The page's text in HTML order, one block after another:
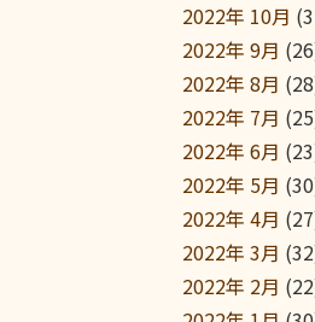
2022年 10月
2022年 9月
2022年 8月
2022年 7月
2022年 6月
2022年 5月
2022年 4月
2022年 3月
2022年 2月